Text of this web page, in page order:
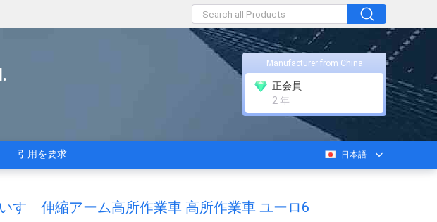
Manufacturer from China
正会員
2 年
引用を要求 日本語
いすゞ伸縮アーム高所作業車 高所作業車 ユーロ6